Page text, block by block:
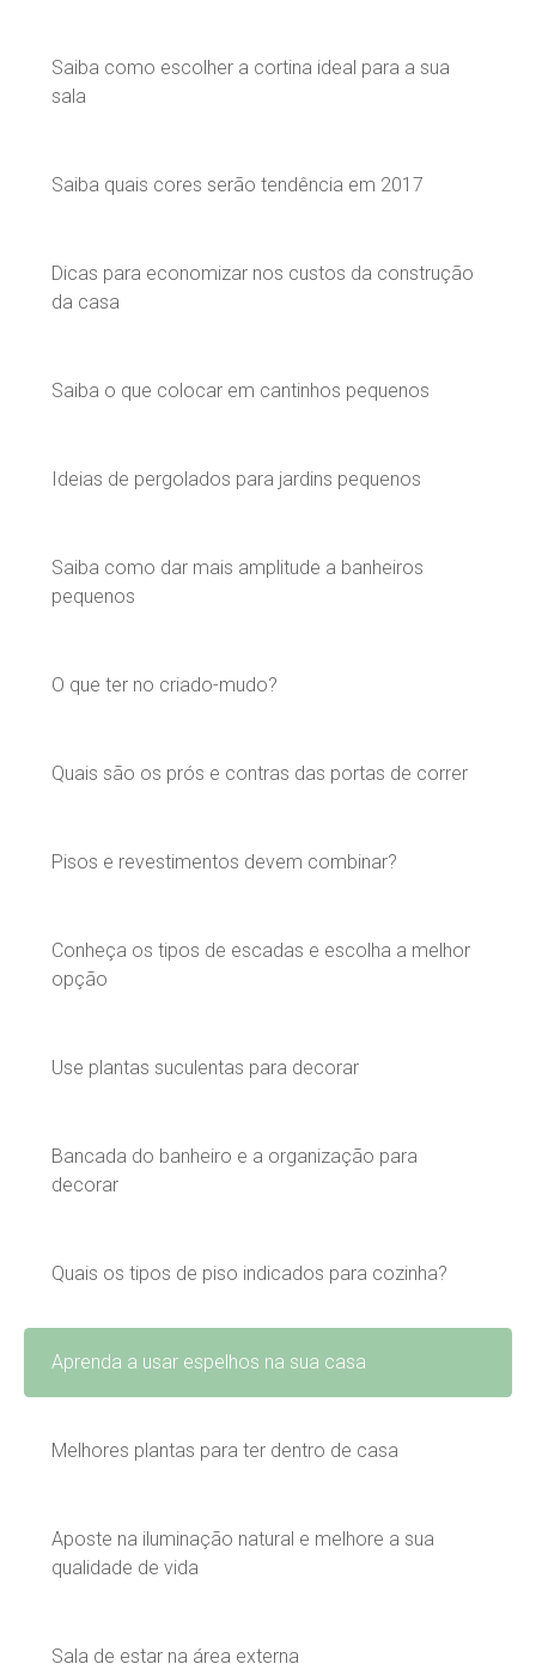
Saiba como escolher a cortina ideal para a sua
sala
Saiba quais cores serão tendência em 2017
Dicas para economizar nos custos da construção
da casa
Saiba o que colocar em cantinhos pequenos
Ideias de pergolados para jardins pequenos
Saiba como dar mais amplitude a banheiros
pequenos
O que ter no criado-mudo?
Quais são os prós e contras das portas de correr
Pisos e revestimentos devem combinar?
Conheça os tipos de escadas e escolha a melhor
opção
Use plantas suculentas para decorar
Bancada do banheiro e a organização para
decorar
Quais os tipos de piso indicados para cozinha?
Aprenda a usar espelhos na sua casa
Melhores plantas para ter dentro de casa
Aposte na iluminação natural e melhore a sua
qualidade de vida
Sala de estar na área externa